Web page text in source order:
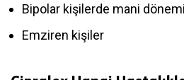
Bipolar kişilerde mani
Emziren kişiler